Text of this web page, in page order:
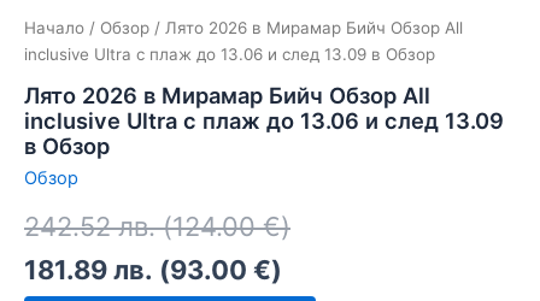
Начало / Обзор / Лято 2026 в Мирамар Бийч Обзор All
inclusive Ultra с плаж до 13.06 и след 13.09 в Обзор
Лято 2026 в Мирамар Бийч Обзор All
inclusive Ultra с плаж до 13.06 и след 13.09
в Обзор
Обзор
242.52лв. (124.00€)
181.89лв. (93.00 €)